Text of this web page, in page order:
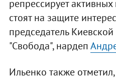
репрессирует
стоят на защите
председатель
"Свобода", нардеп
Ильенко также